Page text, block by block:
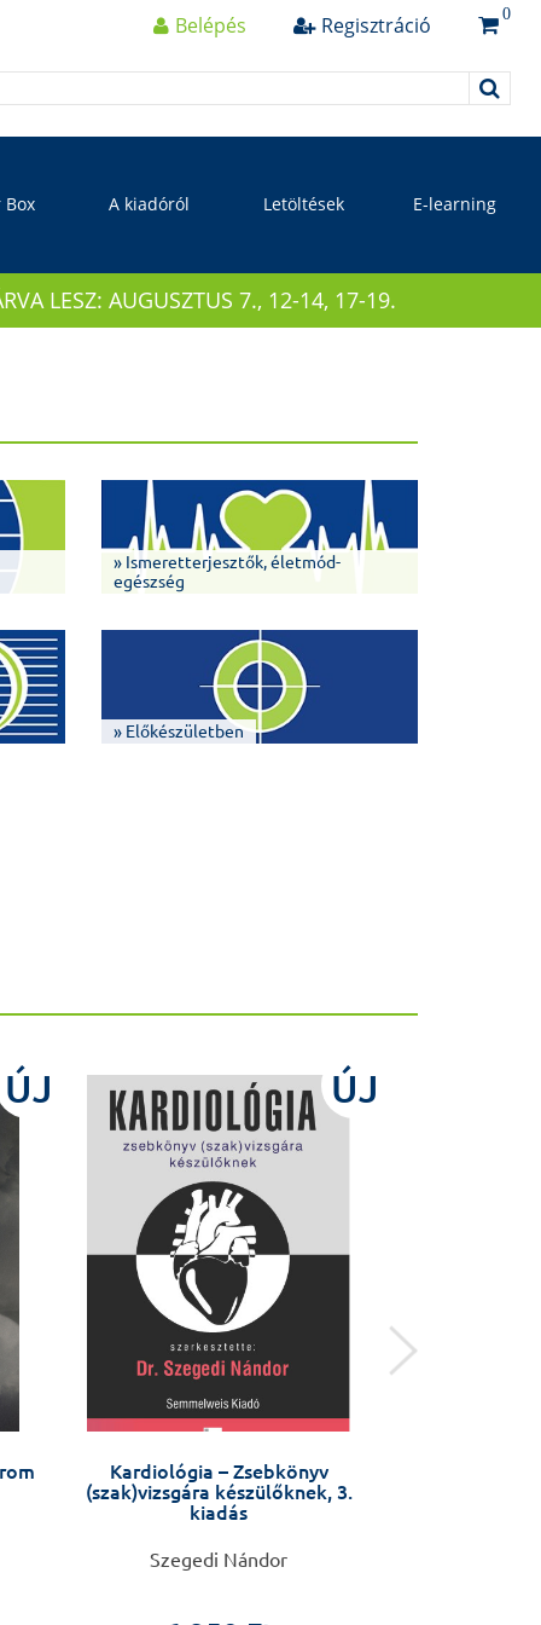
Belépés Regisztráció 0
Box A kiadóról Letöltések E-learning
LESZ: AUGUSZTUS 7., 12-14, 17-19.
» Ismeretterjesztők, életmód-
egészség
» Előkészületben
ÚJ ÚJ
Kardiológia – Zsebkönyv
(szak)vizsgára készülőknek, 3.
kiadás
Szegedi Nándor